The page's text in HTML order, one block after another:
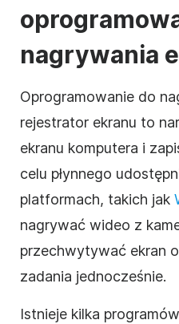
nagrywania
Oprogramowanie do
rejestrator ekranu to
ekranu komputera i
celu płynnego
platformach, takich jak
nagrywać wideo z
przechwytywać ekran
zadania jednocześnie.
Istnieje kilka